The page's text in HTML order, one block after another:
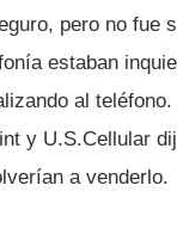
pero no fue
estaban
al
y U.S.Cellular
a venderlo.